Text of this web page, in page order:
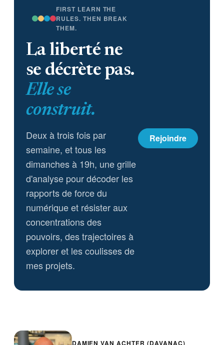
FIRST LEARN THE
RULES. THEN BREAK
THEM.
La liberté ne
se décrète pas.
Elle se
construit.
Deux à trois fois par
semaine, et tous les
dimanches à 19h, une grille
d'analyse pour décoder les
rapports de force du
numérique et résister aux
concentrations des
pouvoirs, des trajectoires à
explorer et les coulisses de
mes projets.
Rejoindre
DAMIEN VAN ACHTER (DAVANAC)